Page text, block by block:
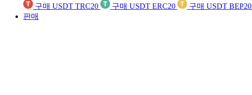
구매 USDT TRC20
구매 USDT ERC20 구매 USDT BEP20
판매